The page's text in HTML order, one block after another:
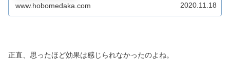
www.hobomedaka.com 2020.11.18
正直、思ったほど効果は感じられなかったのよね。